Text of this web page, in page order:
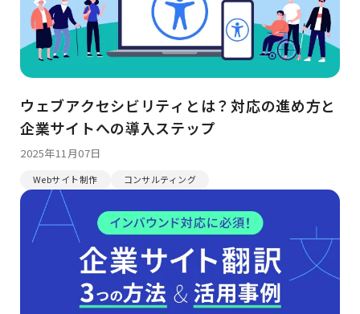
ウェブアクセシビリティとは？対応の進め方と
企業サイトへの導入ステップ
2025年11月07日
Webサイト制作 コンサルティング